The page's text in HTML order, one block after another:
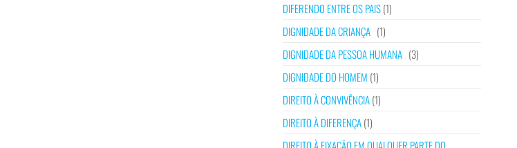
DIFERENDO ENTRE OS PAIS(1)
DIGNIDADE DA CRIANÇA (1)
DIGNIDADE DA PESSOA HUMANA (3)
DIGNIDADE DO HOMEM (1)
DIREITO À CONVIVÊNCIA(1)
DIREITO À DIFERENÇA(1)